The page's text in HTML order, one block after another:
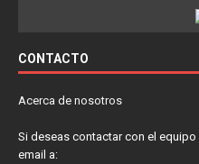
CONTACTO
Acerca de nosotros
Si deseas contactar con el equipo
email a: